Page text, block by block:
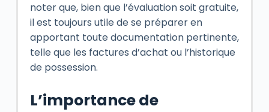
noter que, bien que l’évaluation soit gratuite,
il est toujours utile de se préparer en
apportant toute documentation pertinente,
telle que les factures d’achat ou l’historique
de possession.
L’importance de